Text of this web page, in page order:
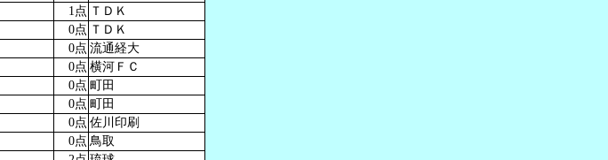
1点 ＴＤＫ
0点 ＴＤＫ
0点 流通経大
0点 横河ＦＣ
0点 町田
0点 町田
0点 佐川印刷
0点 鳥取